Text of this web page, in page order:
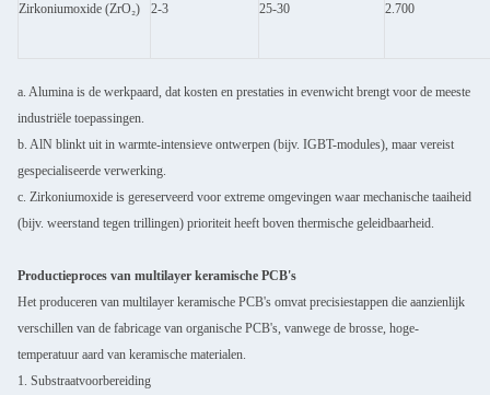
Zirkoniumoxide (ZrO₂) 2-3 25-30 2.700
a. Alumina is de werkpaard, dat kosten en prestaties in evenwicht brengt voor de meeste
industriële toepassingen.
b. AlN blinkt uit in warmte-intensieve ontwerpen (bijv. IGBT-modules), maar vereist
gespecialiseerde verwerking.
c. Zirkoniumoxide is gereserveerd voor extreme omgevingen waar mechanische taaiheid
(bijv. weerstand tegen trillingen) prioriteit heeft boven thermische geleidbaarheid.
Productieproces van multilayer keramische PCB's
Het produceren van multilayer keramische PCB's omvat precisiestappen die aanzienlijk
verschillen van de fabricage van organische PCB's, vanwege de brosse, hoge-
temperatuur aard van keramische materialen.
1. Substraatvoorbereiding